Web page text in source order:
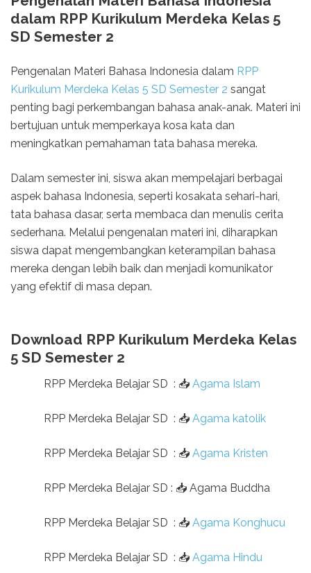
dalam RPP Kurikulum Merdeka Kelas 5
SD Semester 2
Pengenalan Materi Bahasa Indonesia dalam RPP
Kurikulum Merdeka Kelas 5 SD Semester 2 sangat
penting bagi perkembangan bahasa anak-anak. Materi ini
bertujuan untuk memperkaya kosa kata dan
meningkatkan pemahaman tata bahasa mereka.
Dalam semester ini, siswa akan mempelajari berbagai
aspek bahasa Indonesia, seperti kosakata sehari-hari,
tata bahasa dasar, serta membaca dan menulis cerita
sederhana. Melalui pengenalan materi ini, diharapkan
siswa dapat mengembangkan keterampilan bahasa
mereka dengan lebih baik dan menjadi komunikator
yang efektif di masa depan.
Download RPP Kurikulum Merdeka Kelas
5 SD Semester 2
RPP Merdeka Belajar SD : 📥 Agama Islam
RPP Merdeka Belajar SD : 📥 Agama katolik
RPP Merdeka Belajar SD : 📥 Agama Kristen
RPP Merdeka Belajar SD : 📥 Agama Buddha
RPP Merdeka Belajar SD : 📥 Agama Konghucu
RPP Merdeka Belajar SD : 📥 Agama Hindu